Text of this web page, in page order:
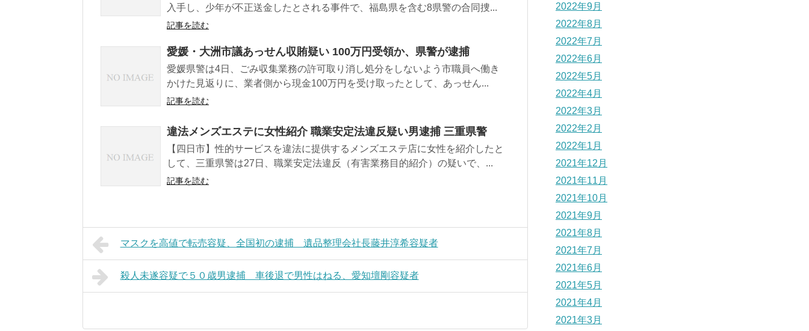
入手し、少年が不正送金したとされる事件で、福島県を含む8県警の合同捜...
記事を読む
愛媛・大洲市議あっせん収賄疑い 100万円受領か、県警が逮捕
愛媛県警は4日、ごみ収集業務の許可取り消し処分をしないよう市職員へ働き
かけた見返りに、業者側から現金100万円を受け取ったとして、あっせん...
記事を読む
違法メンズエステに女性紹介 職業安定法違反疑い男逮捕 三重県警
【四日市】性的サービスを違法に提供するメンズエステ店に女性を紹介したと
して、三重県警は27日、職業安定法違反（有害業務目的紹介）の疑いで、...
記事を読む
マスクを高値で転売容疑、全国初の逮捕 遺品整理会社長藤井淳希容疑者
殺人未遂容疑で５０歳男逮捕 車後退で男性はねる、愛知壇剛容疑者
2022年9月
2022年8月
2022年7月
2022年6月
2022年5月
2022年4月
2022年3月
2022年2月
2022年1月
2021年12月
2021年11月
2021年10月
2021年9月
2021年8月
2021年7月
2021年6月
2021年5月
2021年4月
2021年3月